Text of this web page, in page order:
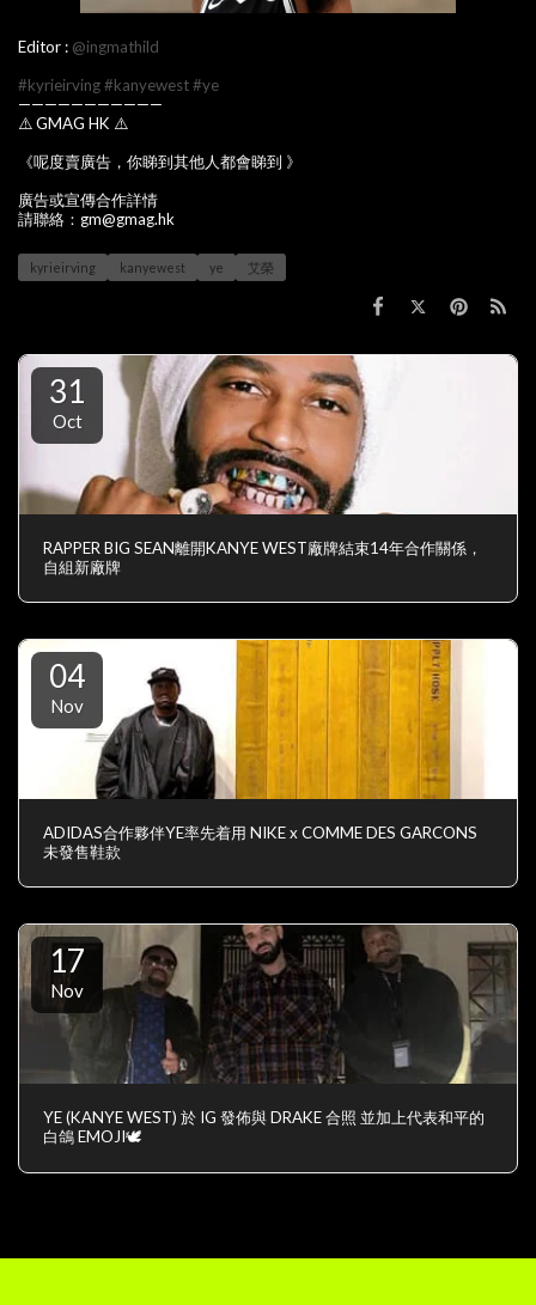
Editor : @ingmathild
#kyrieirving#kanyewest#ye
———————————
⚠️ GMAG HK ⚠️
《呢度賣廣告，你睇到其他人都會睇到 》
廣告或宣傳合作詳情
請聯絡：gm@gmag.hk
kyrieirving kanyewest ye 艾榮
31
Oct
RAPPER BIG SEAN離開KANYE WEST廠牌結束14年合作關係，
自組新廠牌
04
Nov
ADIDAS合作夥伴YE率先着用 NIKE x COMME DES GARCONS
未發售鞋款
17
Nov
YE (KANYE WEST) 於 IG 發佈與 DRAKE 合照 並加上代表和平的
白鴿 EMOJI🕊